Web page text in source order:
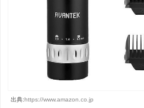
出典:https://www.amazon.co.jp